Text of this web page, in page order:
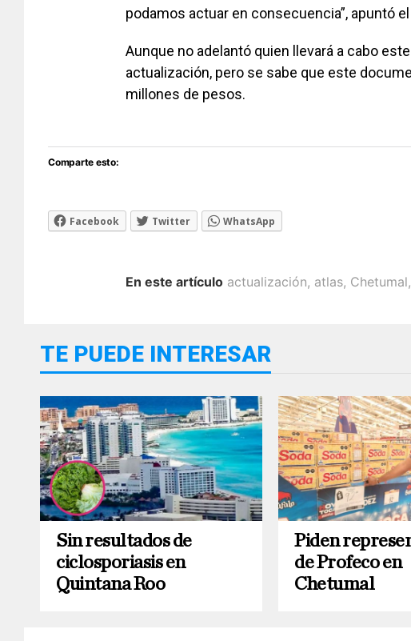
podamos actuar en consecuencia”, apuntó
Aunque no adelantó quien llevará a cabo
actualización, pero se sabe que este
millones de pesos.
Comparte esto:
Facebook Twitter WhatsApp
En este artículo actualización, atlas, Chetumal,
TE PUEDE INTERESAR
Sin resultados de
ciclosporiasis en
Quintana Roo
Piden
de Profeco en
Chetumal